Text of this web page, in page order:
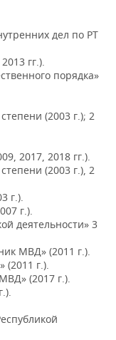
дел по РТ
гг.).
порядка»
(2003 г.); 2
2017, 2018 гг.).
(2003 г.), 2
г.).
г.).
деятельности» 3
МВД» (2011 г.).
г.).
(2017 г.).